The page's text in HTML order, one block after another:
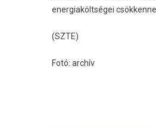
energiaköltségei
(SZTE)
Fotó: archív